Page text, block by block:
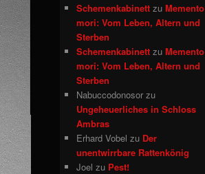
Schemenkabinett zu Memento
mori: Vom Leben, Altern und
Sterben
Schemenkabinett zu Memento
mori: Vom Leben, Altern und
Sterben
Nabuccodonosor zu
Ungeheuerliches in Schloss
Ambras
Erhard Vobel zu Der
unentwirrbare Rattenkönig
Joel zu Pest!